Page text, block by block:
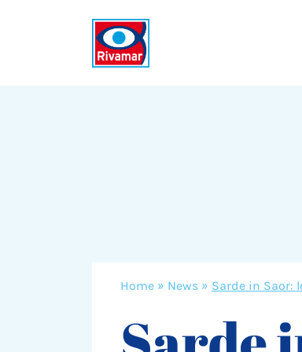
Home » News » Sarde in Saor: